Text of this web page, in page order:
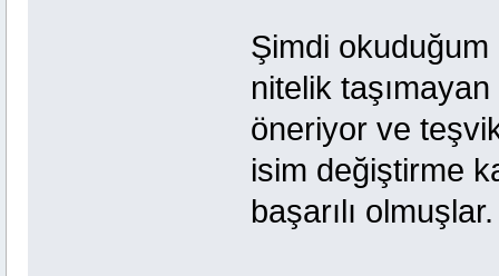
Şimdi
nitelik
öneriyor ve
isim değiştirme
başarılı olmuşlar.